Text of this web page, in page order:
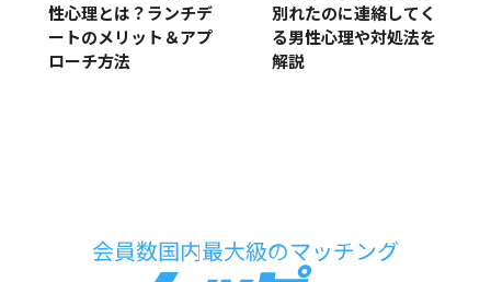
性心理とは？ランチデ
ートのメリット＆アプ
ローチ方法
別れたのに連絡してく
る男性心理や対処法を
解説